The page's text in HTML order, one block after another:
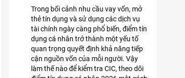
Trong bối cảnh nhu cầu vay vốn, mở
thẻ tín dụng và sử dụng các dịch vụ
tài chính ngày càng phổ biến, điểm tín
dụng cá nhân trở thành một yếu tố
quan trọng quyết định khả năng tiếp
cận nguồn vốn của mỗi người. Vậy
làm thế nào để kiểm tra CIC, theo dõi